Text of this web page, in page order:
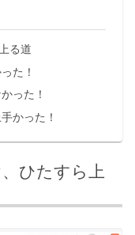
る道
た！
った！
かった！
ひたすら上